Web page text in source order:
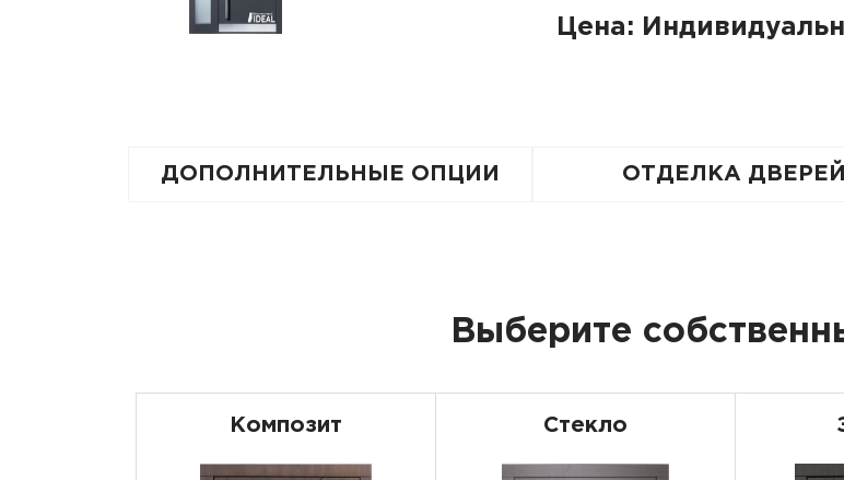
Цена:
ДОПОЛНИТЕЛЬНЫЕ ОПЦИИ ОТДЕЛКА ДВЕРЕЙ
Выберите
Композит Стекло